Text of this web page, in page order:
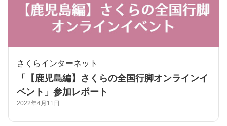
さくらインターネット
「【鹿児島編】さくらの全国行脚オンラインイ
ベント」参加レポート
2022年4月11日